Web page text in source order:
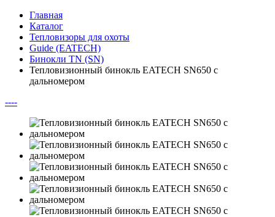
Главная
Каталог
Тепловизоры для охоты
Guide (EATECH)
Бинокли TN (SN)
Тепловизионный бинокль EATECH SN650 с
дальномером
----